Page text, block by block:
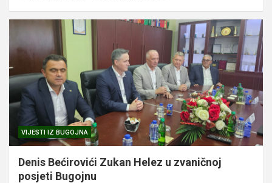
VIJESTI IZ BUGOJNA
Denis Bećirovići Zukan Helez u zvaničnoj
posjeti Bugojnu